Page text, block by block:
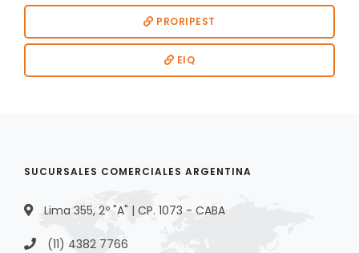
PRORIPEST
EIQ
SUCURSALES COMERCIALES ARGENTINA
Lima 355, 2º "A" | CP. 1073 - CABA
(11) 4382 7766